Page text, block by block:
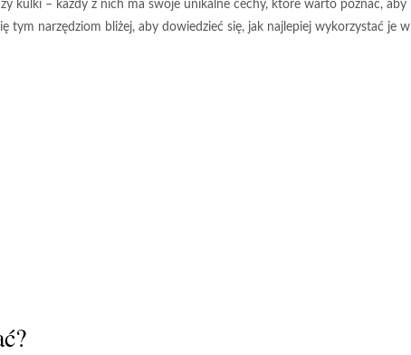
kulki – każdy z nich ma swoje unikalne cechy, które warto poznać, aby
tym narzędziom bliżej, aby dowiedzieć się, jak najlepiej wykorzystać je w